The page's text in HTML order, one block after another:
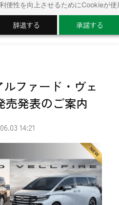
便性を向上させるためにCookieが
辞退する 承諾する
ルファード・ヴェ
売発表のご案内
14:21